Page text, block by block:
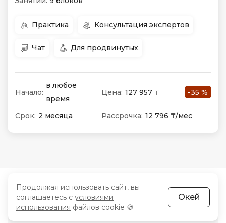
Практика Консультация экспертов
Чат Для продвинутых
Начало:
в любое
время
Цена: 127 957 ₸ -35 %
Срок: 2 месяца Рассрочка: 12 796 ₸/мес
Продолжая использовать сайт, вы
соглашаетесь с условиями
использования файлов cookie 🍪
Окей